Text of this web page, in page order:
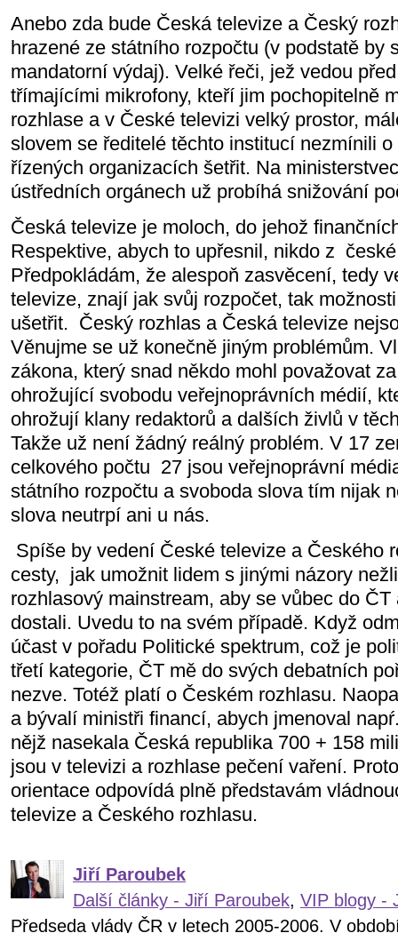
Anebo zda bude Česká televize a Český
hrazené ze státního rozpočtu (v podstatě by
mandatorní výdaj). Velké řeči, jež vedou
třímajícími mikrofony, kteří jim pochopitelně
rozhlase a v České televizi velký prostor,
slovem se ředitelé těchto institucí nezmínili
řízených organizacích šetřit. Na
ústředních orgánech už probíhá snižování
Česká televize je moloch, do jehož
Respektive, abych to upřesnil, nikdo z
Předpokládám, že alespoň zasvěcení, tedy
televize, znají jak svůj rozpočet, tak
ušetřit. Český rozhlas a Česká televize
Věnujme se už konečně jiným problémům.
zákona, který snad někdo mohl považovat
ohrožující svobodu veřejnoprávních médií,
ohrožují klany redaktorů a dalších živlů v
Takže už není žádný reálný problém. V 17
celkového počtu 27 jsou veřejnoprávní
státního rozpočtu a svoboda slova tím nijak
slova neutrpí ani u nás.
Spíše by vedení České televize a Českého
cesty, jak umožnit lidem s jinými názory
rozhlasový mainstream, aby se vůbec do
dostali. Uvedu to na svém případě. Když
účast v pořadu Politické spektrum, což je
třetí kategorie, ČT mě do svých debatních
nezve. Totéž platí o Českém rozhlasu.
a bývalí ministři financí, abych jmenoval
nějž nasekala Česká republika 700 + 158
jsou v televizi a rozhlase pečení vaření.
orientace odpovídá plně představám
televize a Českého rozhlasu.
Jiří Paroubek
Další články - Jiří Paroubek, VIP blogy -
Předseda vlády ČR v letech 2005-2006. V